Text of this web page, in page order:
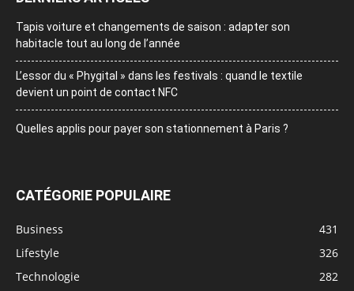
Tapis voiture et changements de saison : adapter son
habitacle tout au long de l’année
L’essor du « Phygital » dans les festivals : quand le textile
devient un point de contact NFC
Quelles applis pour payer son stationnement à Paris ?
CATÉGORIE POPULAIRE
Business
431
Lifestyle
326
Technologie
282